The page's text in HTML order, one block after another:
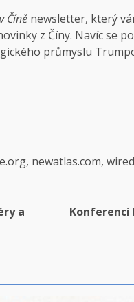
Číně newsletter, který
z Číny. Navíc se
průmyslu
newatlas.com,
a
Konferenci